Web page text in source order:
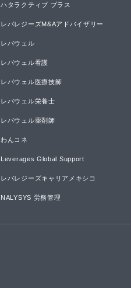
ハタラクティブ プラス
レバレジーズM&Aアドバイザリー
レバウェル
レバウェル看護
レバウェル医療技師
レバウェル栄養士
レバウェル薬剤師
わんコネ
Leverages Global Support
レバレジーズキャリアメキシコ
NALYSYS 労務管理